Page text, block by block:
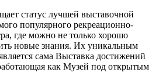
статус лучшей выставочной
популярного рекреационно-
где можно не только хорошо
новые знания. Их уникальным
сама Выставка достижений
как Музей под открытым